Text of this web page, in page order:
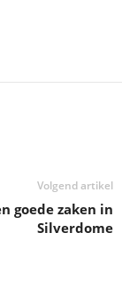
Volgend artikel
goede zaken in
Silverdome